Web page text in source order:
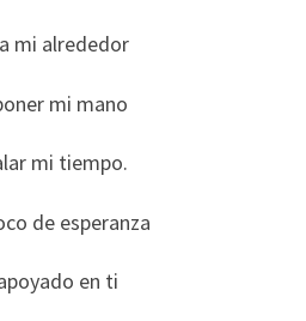
mi alrededor
mi mano
mi tiempo.
de esperanza
en ti